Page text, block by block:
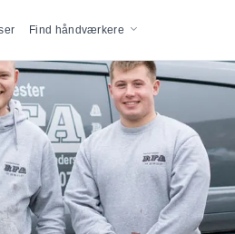
Find håndværkere